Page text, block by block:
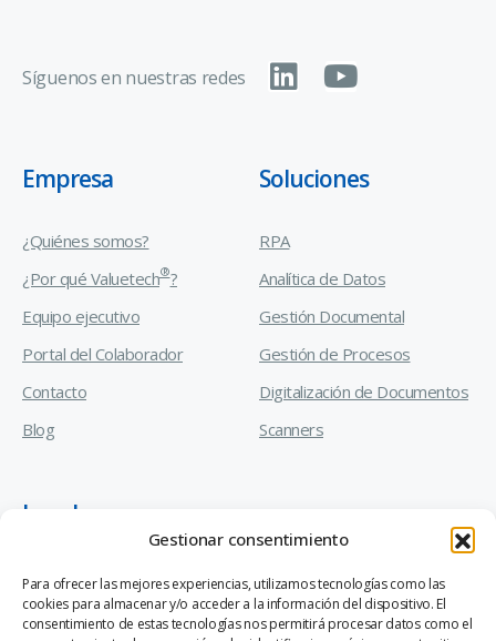
Gestionar consentimiento
Para ofrecer las mejores experiencias, utilizamos tecnologías como las
cookies para almacenar y/o acceder a la información del dispositivo. El
consentimiento de estas tecnologías nos permitirá procesar datos como el
Síguenos en nuestras redes
Empresa
¿Quiénes somos?
¿Por qué Valuetech®?
Equipo ejecutivo
Portal del Colaborador
Contacto
Blog
Soluciones
RPA
Analítica de Datos
Gestión Documental
Gestión de Procesos
Digitalización de Documentos
Scanners
Legal
Manual de Prevención de Delitos
Código de Ética y Conducta Empresarial